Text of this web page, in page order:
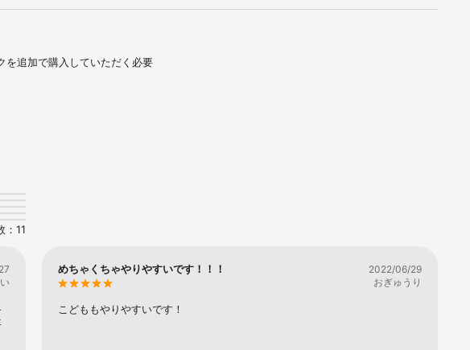
を追加で購入していただく必要
きます。
印刷したりすることができます。
ます。
：11
めちゃくちゃやりやすいです！！！
2022/06/29
おぎゅうり
こどももやりやすいです！